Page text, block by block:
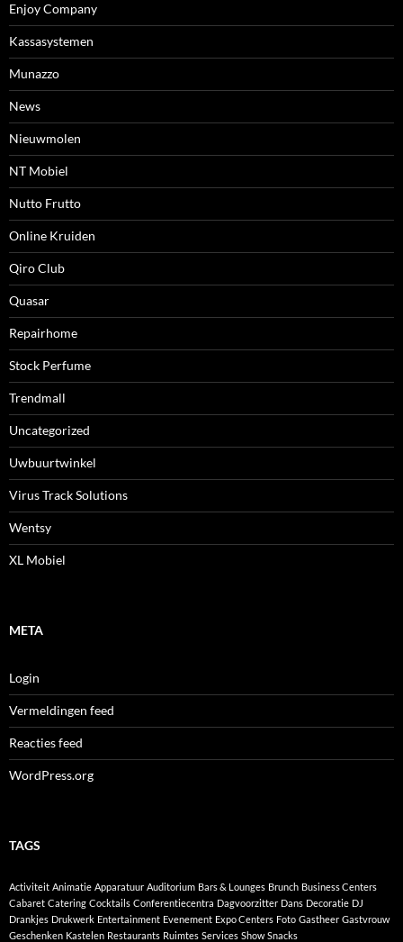
Enjoy Company
Kassasystemen
Munazzo
News
Nieuwmolen
NT Mobiel
Nutto Frutto
Online Kruiden
Qiro Club
Quasar
Repairhome
Stock Perfume
Trendmall
Uncategorized
Uwbuurtwinkel
Virus Track Solutions
Wentsy
XL Mobiel
META
Login
Vermeldingen feed
Reacties feed
WordPress.org
TAGS
Activiteit Animatie Apparatuur Auditorium Bars & Lounges Brunch Business Centers
Cabaret Catering Cocktails Conferentiecentra Dagvoorzitter Dans Decoratie DJ
Drankjes Drukwerk Entertainment Evenement Expo Centers Foto Gastheer Gastvrouw
Geschenken Kastelen Restaurants Ruimtes Services Show Snacks